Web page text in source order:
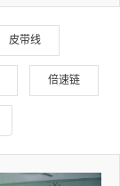
皮带线
倍速链